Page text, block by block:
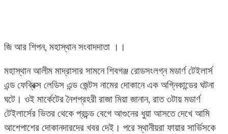
জি আর শিপন, মহাস্থান সংবাদদাতা ।।
মহাস্থান আলীম মাদ্রাসার সামনে শিবগঞ্জ রোডসংলগ্ন মডার্ণ টেইলার্স
এন্ড ফেব্রিক্স লেডিস এন্ড জেন্টস নামের দোকানে এক অগ্নিকান্ডের ঘটনা
ঘটে। ওই মার্কেটের নৈশপ্রহরী রাজা মিয়া জানান, রাত ৩টায় মডার্ণ
টেইলার্সের ভিতর থেকে প্রচন্ড বেগে আগুনের ধুয়া আসতে দেখে আমি
আশেপাশের দোকানদারদের খবর দেই। পরে স্থানীয়রা ফায়ার সার্ভিসকে